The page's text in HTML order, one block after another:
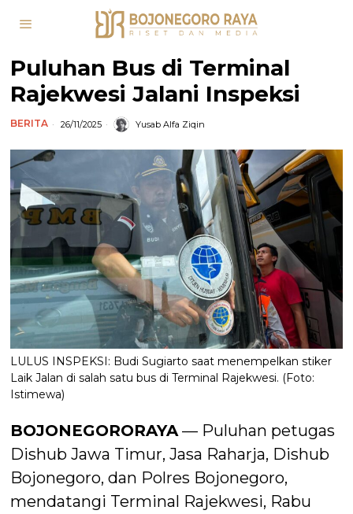
Puluhan Bus di Terminal
Rajekwesi Jalani Inspeksi
BERITA 26/11/2025 Yusab Alfa Ziqin
LULUS INSPEKSI: Budi Sugiarto saat menempelkan stiker
Laik Jalan di salah satu bus di Terminal Rajekwesi. (Foto:
Istimewa)
BOJONEGORORAYA — Puluhan petugas
Dishub Jawa Timur, Jasa Raharja, Dishub
Bojonegoro, dan Polres Bojonegoro,
mendatangi Terminal Rajekwesi, Rabu